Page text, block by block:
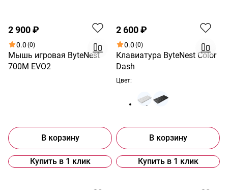
2 900 ₽
0.0 (0)
Мышь игровая ByteNest
700M EVO2
В корзину
Купить в 1 клик
2 600 ₽
0.0 (0)
Клавиатура ByteNest Color
Dash
Цвет:
В корзину
Купить в 1 клик